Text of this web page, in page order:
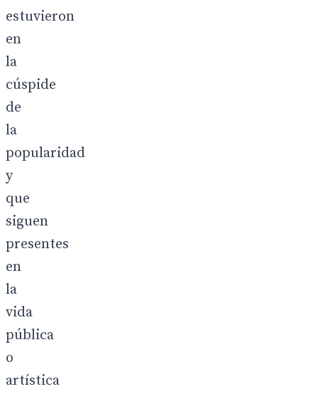
estuvieron
en
la
cúspide
de
la
popularidad
y
que
siguen
presentes
en
la
vida
pública
o
artística